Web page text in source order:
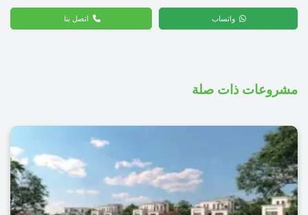
واتساب اتصل بنا
مشروعات ذات صلة